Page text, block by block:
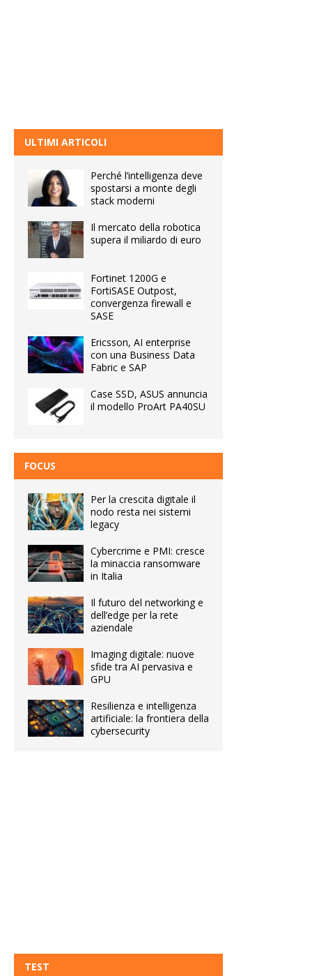
ULTIMI ARTICOLI
Perché l’intelligenza deve
spostarsi a monte degli
stack moderni
Il mercato della robotica
supera il miliardo di euro
Fortinet 1200G e
FortiSASE Outpost,
convergenza firewall e
SASE
Ericsson, AI enterprise
con una Business Data
Fabric e SAP
Case SSD, ASUS annuncia
il modello ProArt PA40SU
FOCUS
Per la crescita digitale il
nodo resta nei sistemi
legacy
Cybercrime e PMI: cresce
la minaccia ransomware
in Italia
Il futuro del networking e
dell’edge per la rete
aziendale
Imaging digitale: nuove
sfide tra AI pervasiva e
GPU
Resilienza e intelligenza
artificiale: la frontiera della
cybersecurity
TEST